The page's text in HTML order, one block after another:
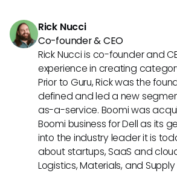
Rick Nucci
Co-founder & CEO
Rick Nucci is co-founder and
experience in creating
Prior to Guru, Rick was the
defined and led a new
as-a-service. Boomi was
Boomi business for Dell as its
into the industry leader it is
about startups, SaaS and
Logistics, Materials, and